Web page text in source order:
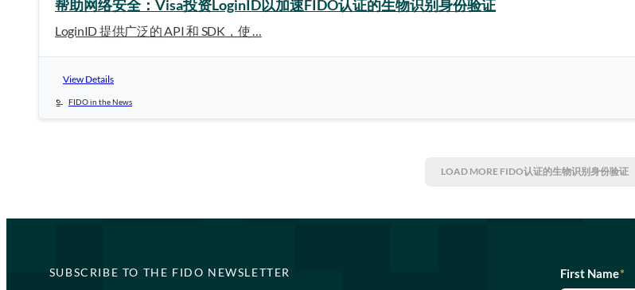
帮助网络安全：Visa投资LoginID以加速FIDO认证的生物识别身份验证
LoginID 提供广泛的 API 和 SDK，使 …
View Details
FIDO in the News
LOAD MORE FIDO认证的生物识别身份验证
SUBSCRIBE TO THE FIDO NEWSLETTER First Name*